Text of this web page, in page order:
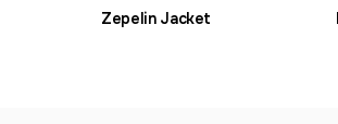
Zepelin Jacket